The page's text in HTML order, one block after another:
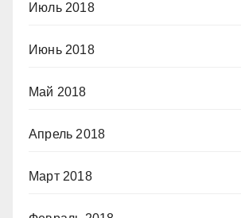
Июль 2018
Июнь 2018
Май 2018
Апрель 2018
Март 2018